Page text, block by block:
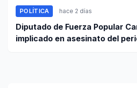
POLÍTICA hace 2 días
Diputado de Fuerza Popular
implicado en asesinato del